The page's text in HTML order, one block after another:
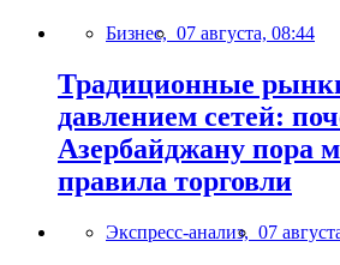
Бизнес, 07 августа, 08:44
Традиционные
давлением сетей:
Азербайджану пора
правила торговли
Экспресс-анализ, 07